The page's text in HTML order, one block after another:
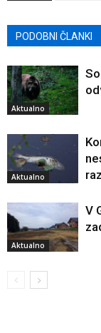
PODOBNI ČLANKI
Aktualno
Aktualno
Aktualno
V